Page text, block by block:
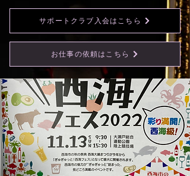
お仕事の依頼はこちら
サポートクラブ入会はこちら